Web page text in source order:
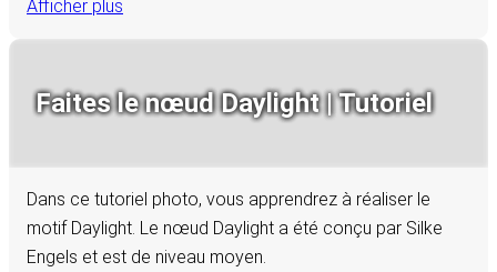
Afficher plus
Faites le nœud Daylight | Tutoriel
Dans ce tutoriel photo, vous apprendrez à réaliser le
motif Daylight. Le nœud Daylight a été conçu par Silke
Engels et est de niveau moyen.